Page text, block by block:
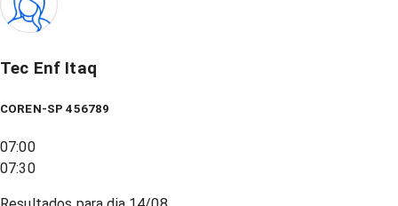
Tec Enf Itaq
COREN-SP 456789
07:00
07:30